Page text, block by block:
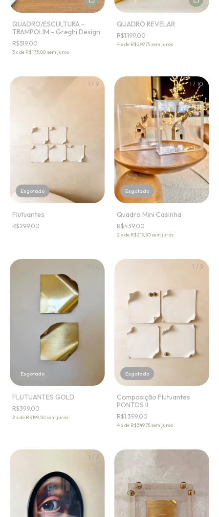
QUADRO/ESCULTURA -
TRAMPOLIM - Greghi Design
R$519,00
3xde R$173,00 sem juros
QUADRO REVELAR
R$1.199,00
4xde R$299,75 sem juros
1 / 9
Esgotado
Flutuantes
R$299,00
1 / 10
Esgotado
Quadro Mini Casinha
R$439,00
2 xde R$219,50 sem juros
Esgotado
FLUTUANTES GOLD
R$399,00
2 xde R$199,50 sem juros
1 / 9
Esgotado
Composição Flutuantes
PONTOS II
R$1.399,00
4xde R$349,75 sem juros
1 / 7